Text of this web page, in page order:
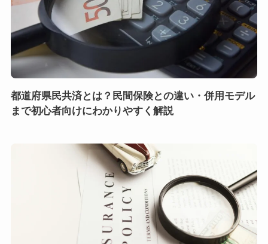
都道府県民共済とは？民間保険との違い・併用モデル
まで初心者向けにわかりやすく解説